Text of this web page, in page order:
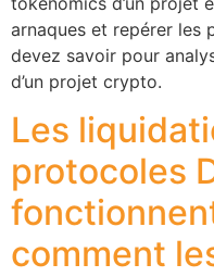
arnaques et repérer les
devez savoir pour
d’un projet crypto.
Les
protocoles
comment